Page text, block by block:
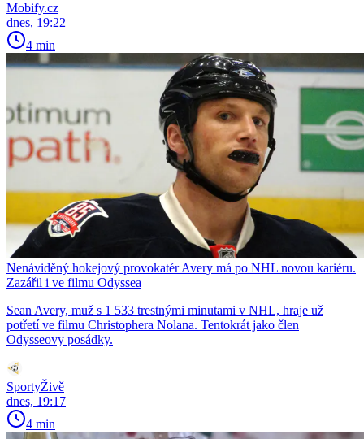
Mobify.cz
dnes, 19:22
4 min
Nenáviděný hokejový provokatér Avery má po NHL novou kariéru.
Zazářil i ve filmu Odyssea
Sean Avery, muž s 1 533 trestnými minutami v NHL, hraje už
potřetí ve filmu Christophera Nolana. Tentokrát jako člen
Odysseovy posádky.
SportyŽivě
dnes, 19:17
4 min